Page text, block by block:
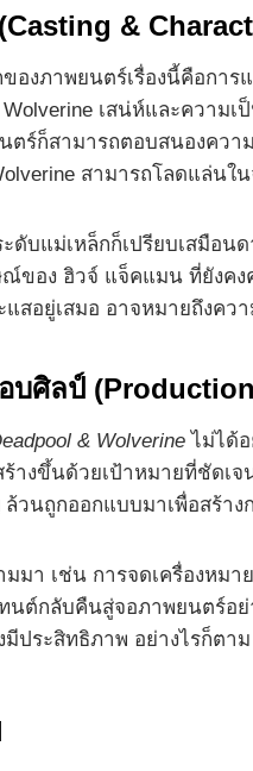
&
องภาพยนตร์เรื่องนี้คือการ
เสน่ห์และความ
ร์ก็สามารถตอบสนองควา
สามารถโลดแล่นใ
ดับแม่เหล็กก็เปรียบเสมือ
อง ฮิวจ์ แจ็คแมน ที่ยังคง
แสอยู่เสมอ อาจหมายถึงค
บศิลป์
& Wolverine ไม่ได้
ร้างขึ้นด้วยเป้าหมายที่ชัด
วนถูกออกแบบมาเพื่อสร้า
เช่น การจดเครื่องหมาย
ต์กลับคืนสู่จอภาพยนตร์อย่
ประสิทธิภาพ อย่างไรก็ตา